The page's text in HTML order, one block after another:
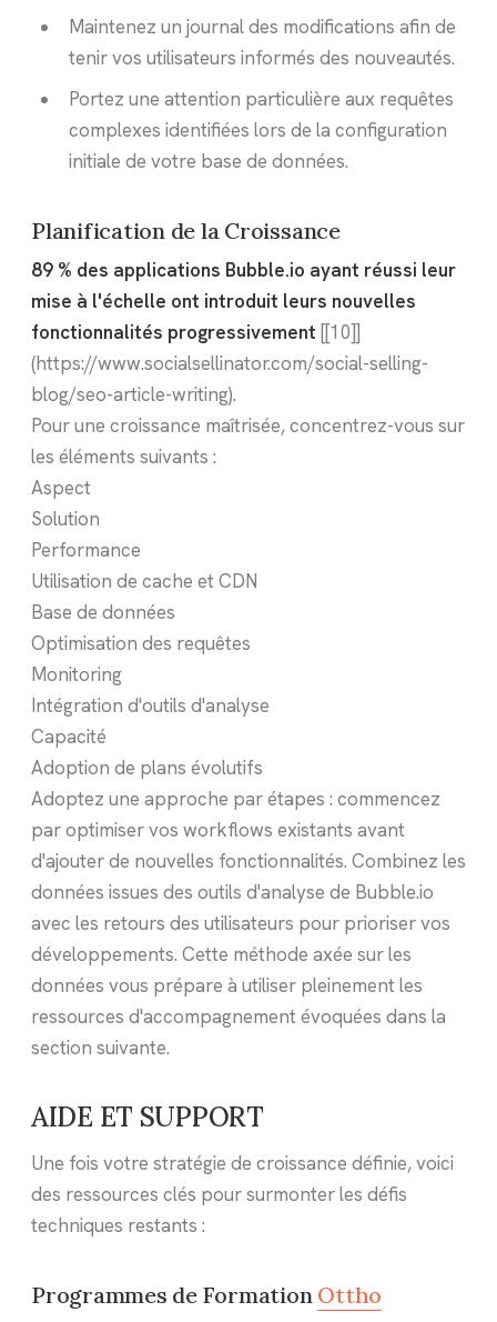
Maintenez un journal des modifications afin de
tenir vos utilisateurs informés des nouveautés.
Portez une attention particulière aux requêtes
complexes identifiées lors de la configuration
initiale de votre base de données.
Planification de la Croissance
89 % des applications Bubble.io ayant réussi leur
mise à l'échelle ont introduit leurs nouvelles
fonctionnalités progressivement [[10]]
(https://www.socialsellinator.com/social-selling-
blog/seo-article-writing).
Pour une croissance maîtrisée, concentrez-vous sur
les éléments suivants :
Aspect
Solution
Performance
Utilisation de cache et CDN
Base de données
Optimisation des requêtes
Monitoring
Intégration d'outils d'analyse
Capacité
Adoption de plans évolutifs
Adoptez une approche par étapes : commencez
par optimiser vos workflows existants avant
d'ajouter de nouvelles fonctionnalités. Combinez les
données issues des outils d'analyse de Bubble.io
avec les retours des utilisateurs pour prioriser vos
développements. Cette méthode axée sur les
données vous prépare à utiliser pleinement les
ressources d'accompagnement évoquées dans la
section suivante.
AIDE ET SUPPORT
Une fois votre stratégie de croissance définie, voici
des ressources clés pour surmonter les défis
techniques restants :
Programmes de Formation Ottho